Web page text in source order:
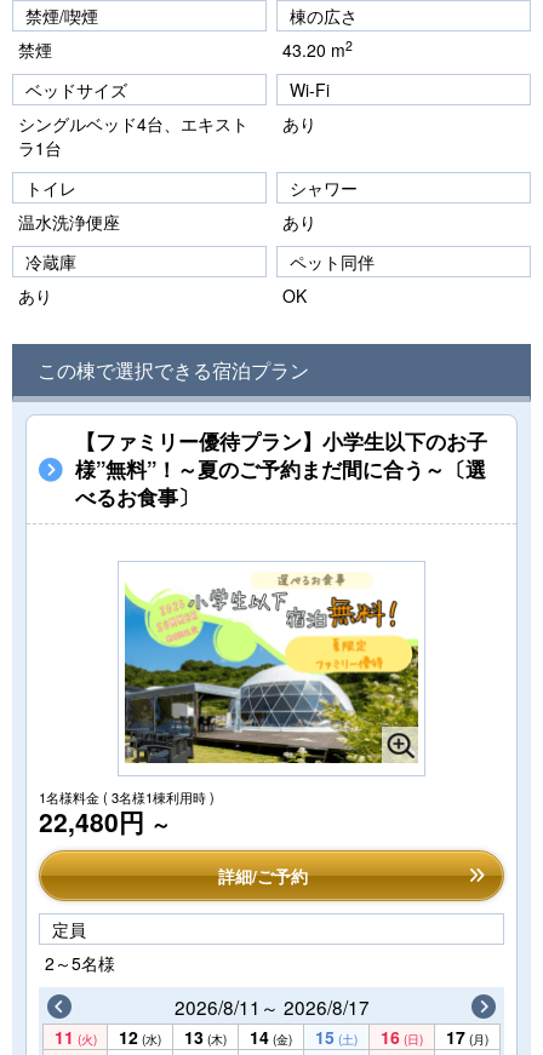
禁煙/喫煙
禁煙
棟の広さ
43.20 m2
ベッドサイズ
シングルベッド4台、エキスト
ラ1台
Wi-Fi
あり
トイレ
温水洗浄便座
シャワー
あり
冷蔵庫
あり
ペット同伴
OK
この棟で選択できる宿泊プラン
【ファミリー優待プラン】小学生以下のお子
様”無料”！～夏のご予約まだ間に合う～〔選
べるお食事〕
1名様料金( 3名様1棟利用時 )
22,480円 ～
詳細/ご予約
定員
2～5名様
2026/8/11～ 2026/8/17
11 (火) 12 (水) 13 (木) 14 (金) 15 (土) 16 (日) 17 (月)